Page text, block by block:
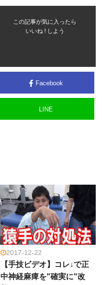
この記事が気に入ったら
いいね ! しよう
Facebook
LINE
2017-12-22
【手技ビデオ】コレ↓で正
中神経麻痺を"確実に"改